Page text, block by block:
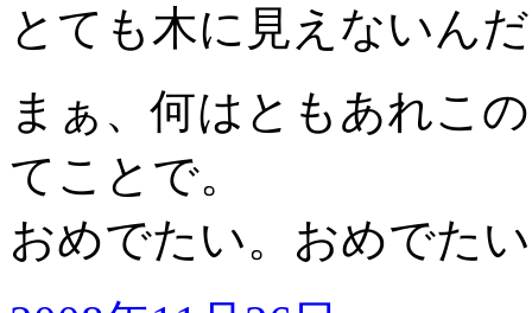
とても木に見えないん
まぁ、何はともあれこ
てことで。
おめでたい。おめでた